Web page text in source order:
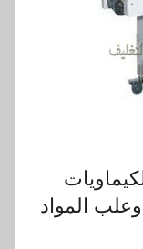
المواد